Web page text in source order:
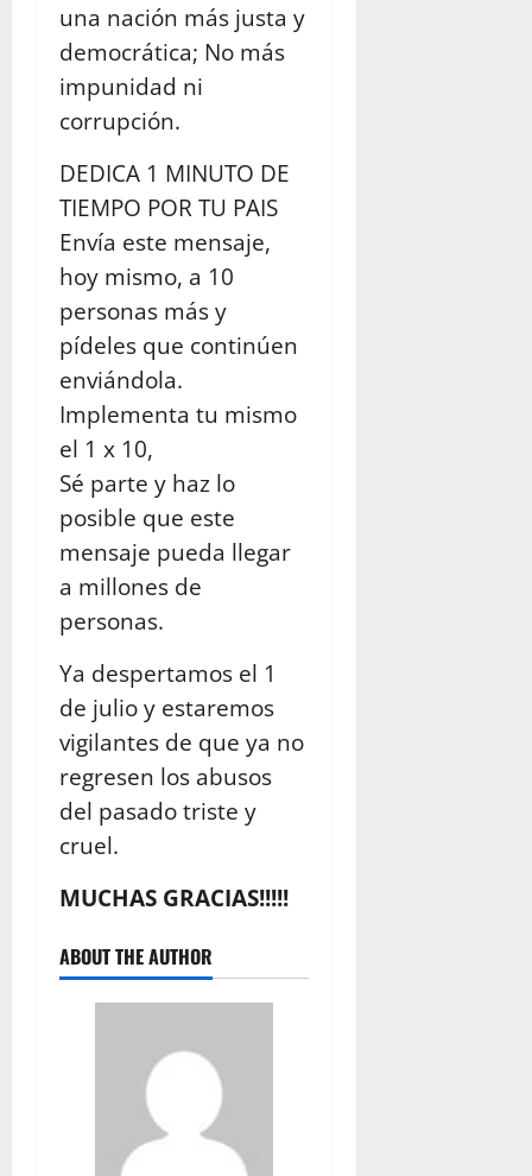
una nación más justa y
democrática; No más
impunidad ni
corrupción.
DEDICA 1 MINUTO DE
TIEMPO POR TU PAIS
Envía este mensaje,
hoy mismo, a 10
personas más y
pídeles que continúen
enviándola.
Implementa tu mismo
el 1 x 10,
Sé parte y haz lo
posible que este
mensaje pueda llegar
a millones de
personas.
Ya despertamos el 1
de julio y estaremos
vigilantes de que ya no
regresen los abusos
del pasado triste y
cruel.
MUCHAS GRACIAS!!!!!
ABOUT THE AUTHOR